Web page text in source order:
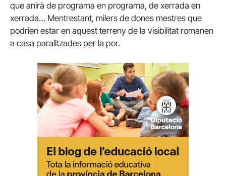
que anirà de programa en programa, de xerrada en
xerrada… Mentrestant, milers de dones mestres que
podrien estar en aquest terreny de la visibilitat romanen
a casa paralitzades per la por.